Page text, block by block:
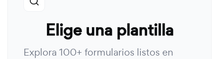
Elige una plantilla
Explora 100+ formularios listos en